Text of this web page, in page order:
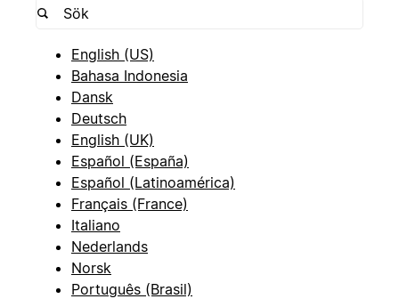
English (US)
Bahasa Indonesia
Dansk
Deutsch
English (UK)
Español (España)
Español (Latinoamérica)
Français (France)
Italiano
Nederlands
Norsk
Português (Brasil)